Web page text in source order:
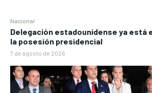
Nacional
Delegación estadounidense ya está
la posesión presidencial
7 de agosto de 2026